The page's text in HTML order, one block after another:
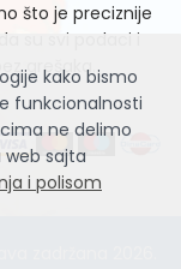
kako bismo
funkcionalnosti
ne delimo
sajta
i polisom
što je preciznije
su svi podaci i
grešaka.
zadržana 2026.